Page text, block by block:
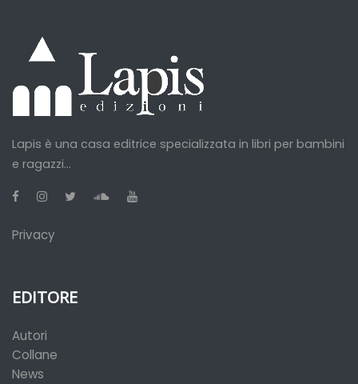
Lapis è una casa editrice specializzata in libri per bambini
e ragazzi...
Privacy
EDITORE
Autori
Collane
News